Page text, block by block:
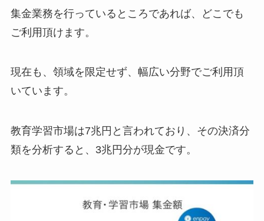
集金業務を行っているところであれば、どこでも
ご利用頂けます。
現在も、領域を限定せず、幅広い分野でご利用頂
いています。
教育学習市場は7兆円と言われており、その決済分
類を分析すると、3兆円分が現金です。